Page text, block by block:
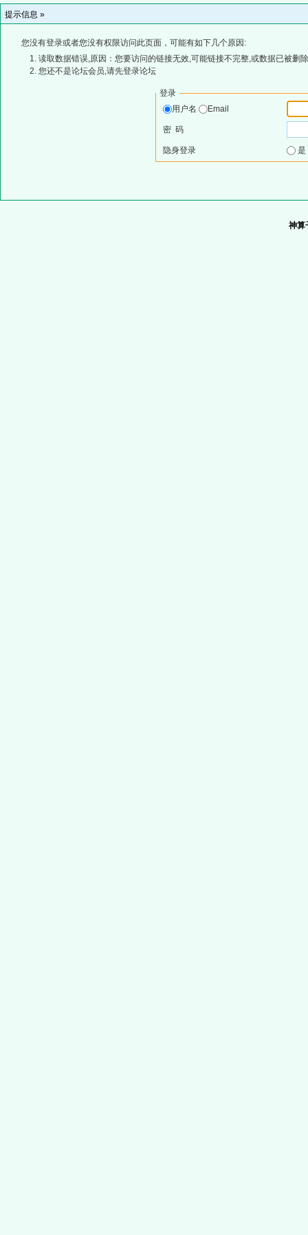
提示信息 »
您没有登录或者您没有权限访问此页面，可能有如下几个原因:
读取数据错误,原因：您要访问的链接无效,可能链接不完整,或数据已被删
您还不是论坛会员,请先登录论坛
登录
用户名
Email
密 码
隐身登录
神算